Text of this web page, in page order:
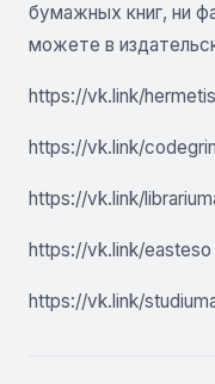
бумажных книг, ни
можете в
https://vk.link/
https://vk.link/
https://vk.link/
https://vk.link/easteso
https://vk.link/